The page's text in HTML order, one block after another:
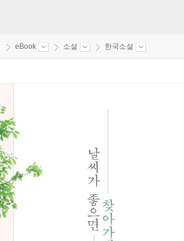
eBook 소설 한국소설